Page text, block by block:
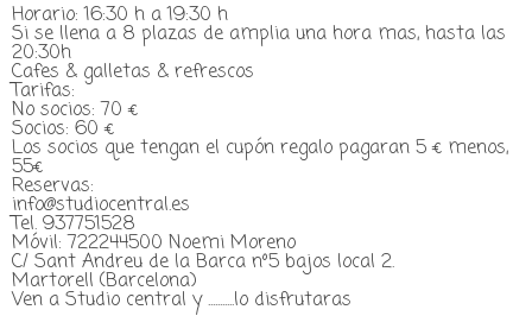
Horario: 16:30 h a 19:30 h
Si se llena a 8 plazas de amplia una hora mas, hasta las
20:30h
Cafes & galletas & refrescos
Tarifas:
No socios: 70 €
Socios: 60 €
Los socios que tengan el cupón regalo pagaran 5 € menos,
55€
Reservas:
info@studiocentral.es
Tel. 937751528
Móvil: 722244500 Noemi Moreno
C/ Sant Andreu de la Barca nº5 bajos local 2.
Martorell (Barcelona)
Ven a Studio central y ...........lo disfrutaras